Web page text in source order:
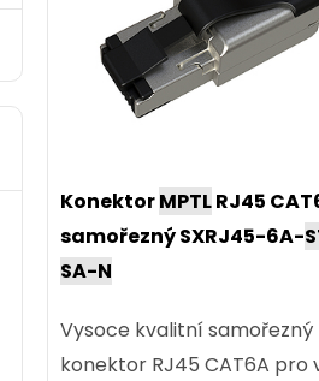
KonektorMPTLRJ45
samořezný SXRJ45-6A-
SA-N
Vysoce kvalitní
konektor RJ45 CAT6A pro